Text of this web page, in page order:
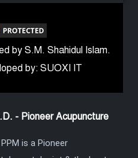
by S.M. Shahidul Islam.
by: SUOXI IT
- Pioneer Acupuncture
PPM is a Pioneer